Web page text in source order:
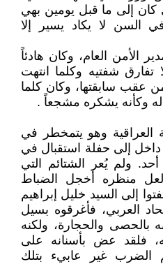
كان إلى ما قبل يومين بهي
السن لا يكاد يسير إلا
الأمن العام، وكان هادئاً
شفتيه وكلما انتهت
من عقب سابقتها، وكان كلما
وكأنه يشكره مشجعاً .
العراقية وهو يتمخطر في
إلى حفلة استقبال في
ولم يُعر الشتائم التي
منظره أخجل الضباط
إلى السيد خليل إبراهيم
العربي، فأغرقوه بسيل
بالحصى والحجارة، ولكنه
فلقد عض بأسنانه على
الضرب غير عابيء بتلك